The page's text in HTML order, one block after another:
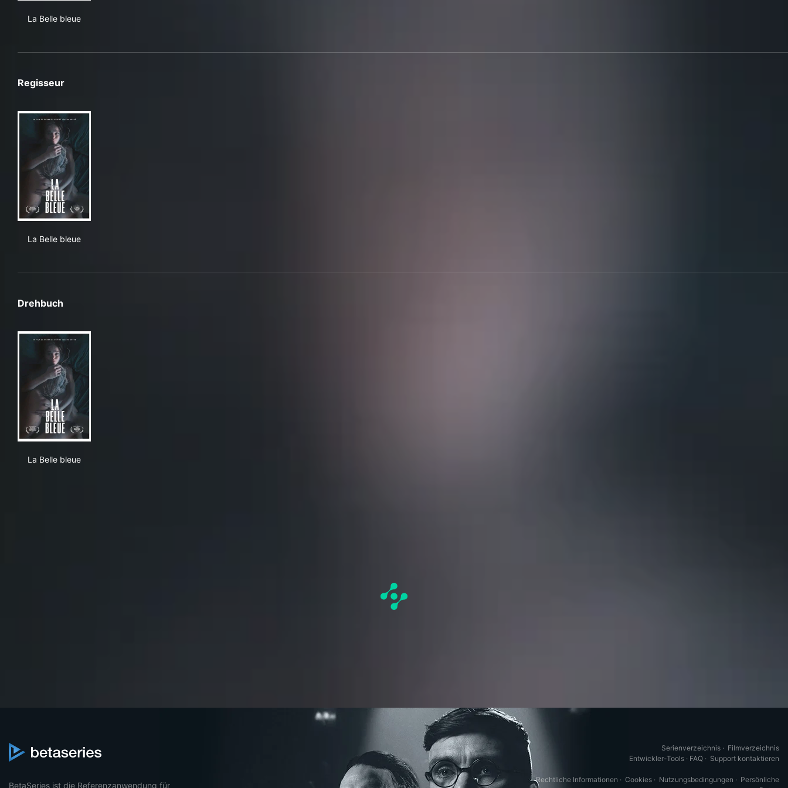
La Belle bleue
Regisseur
La Belle bleue
Drehbuch
La Belle bleue
BetaSeries ist die Referenzanwendung für
Serienverzeichnis · Filmverzeichnis
Entwickler-Tools · FAQ · Support kontaktieren
Rechtliche Informationen · Cookies · Nutzungsbedingungen · Persönliche